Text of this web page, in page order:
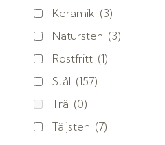
Keramik (3)
Natursten (3)
Rostfritt (1)
Stål (157)
Trä (0)
Täljsten (7)